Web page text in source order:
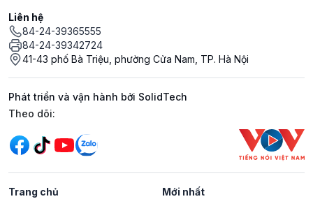
Liên hệ
84-24-39365555
84-24-39342724
41-43 phố Bà Triệu, phường Cửa Nam, TP. Hà Nội
Phát triển và vận hành bởi SolidTech
Mạng xã hội
Theo dõi:
Trang chủ Mới nhất